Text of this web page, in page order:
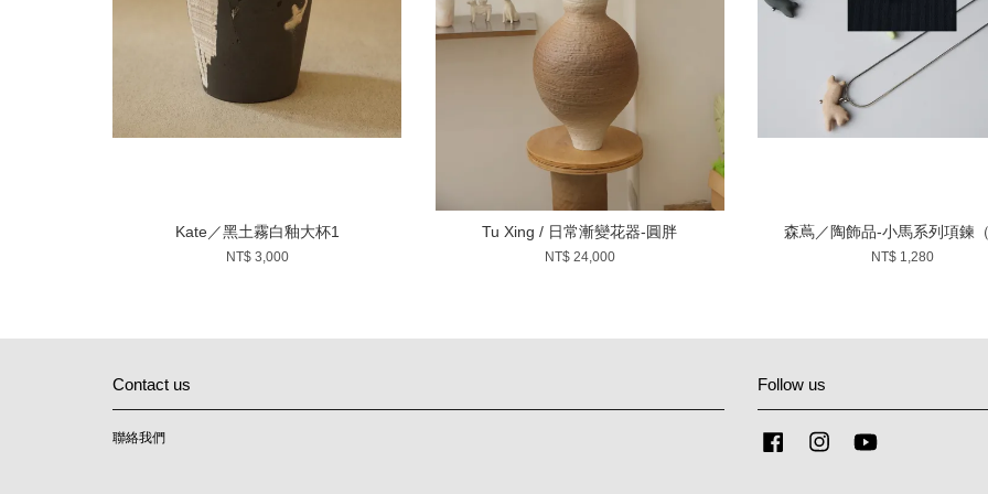
Kate／黑土霧白釉大杯1
NT$ 3,000
Tu Xing / 日常漸變花器-圓胖
NT$ 24,000
森蔦／陶飾品-小馬系列項鍊
NT$ 1,280
Contact us
聯絡我們
Follow us
FacebookInstagram